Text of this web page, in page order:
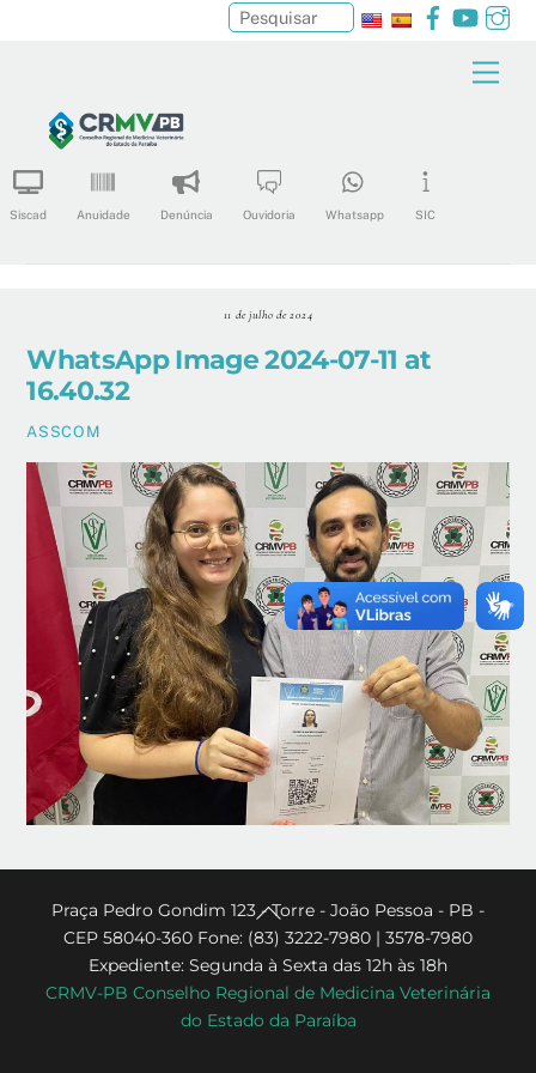
content
Facebook
Siscad Anuidade Denúncia Ouvidoria Whatsapp SIC
Pesquisar
11 de julho de 2024
WhatsApp Image 2024-07-11 at
16.40.32
ASSCOM
Back
To
Top
Praça Pedro Gondim 123 - Torre - João Pessoa - PB -
CEP 58040-360 Fone: (83) 3222-7980 | 3578-7980
Expediente: Segunda à Sexta das 12h às 18h
CRMV-PB Conselho Regional de Medicina Veterinária
do Estado da Paraíba